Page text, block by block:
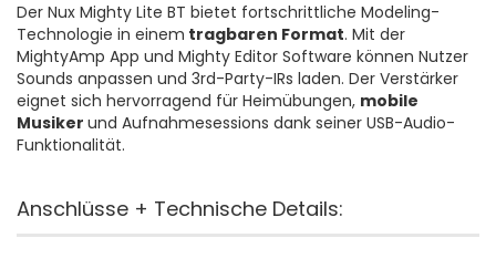
Der Nux Mighty Lite BT bietet fortschrittliche Modeling-
Technologie in einem tragbaren Format. Mit der
MightyAmp App und Mighty Editor Software können Nutzer
Sounds anpassen und 3rd-Party-IRs laden. Der Verstärker
eignet sich hervorragend für Heimübungen, mobile
Musiker und Aufnahmesessions dank seiner USB-Audio-
Funktionalität.
Anschlüsse + Technische Details: